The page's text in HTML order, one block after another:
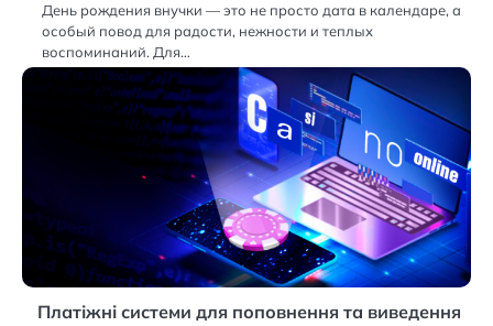
День рождения внучки — это не просто дата в календаре, а
особый повод для радости, нежности и теплых
воспоминаний. Для…
Платіжні системи для поповнення та виведення